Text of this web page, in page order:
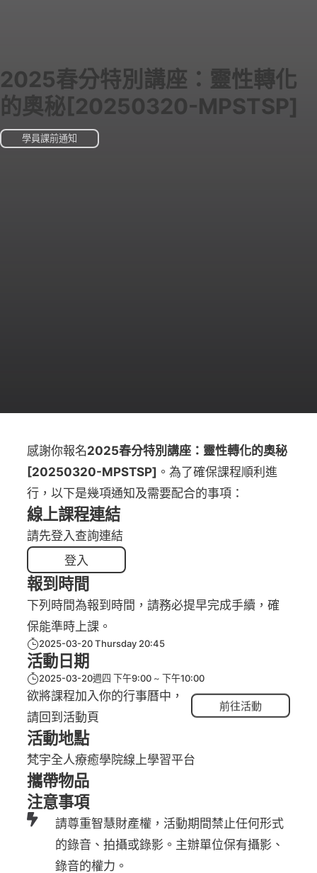
2025春分特別講座：靈性轉化
的奧秘[20250320-MPSTSP]
學員課前通知
感謝你報名2025春分特別講座：靈性轉化的奧秘
[20250320-MPSTSP] 。為了確保課程順利進
行，以下是幾項通知及需要配合的事項：
線上課程連結
請先登入查詢連結
登入
報到時間
下列時間為報到時間，請務必提早完成手續，確
保能準時上課。
2025-03-20 Thursday 20:45
活動日期
2025-03-20週四 下午9:00 下午10:00
欲將課程加入你的行事曆中，
請回到活動頁
前往活動
活動地點
梵宇全人療癒學院線上學習平台
攜帶物品
注意事項
請尊重智慧財產權，活動期間禁止任何形式
的錄音、拍攝或錄影。主辦單位保有攝影、
錄音的權力。